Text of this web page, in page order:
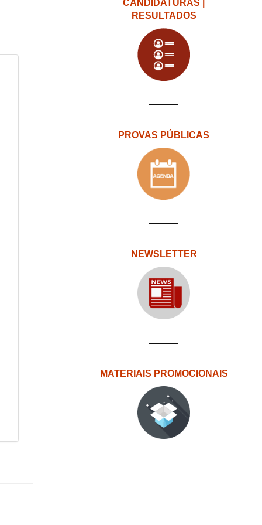
CANDIDATURAS |
RESULTADOS
PROVAS PÚBLICAS
NEWSLETTER
MATERIAIS PROMOCIONAIS